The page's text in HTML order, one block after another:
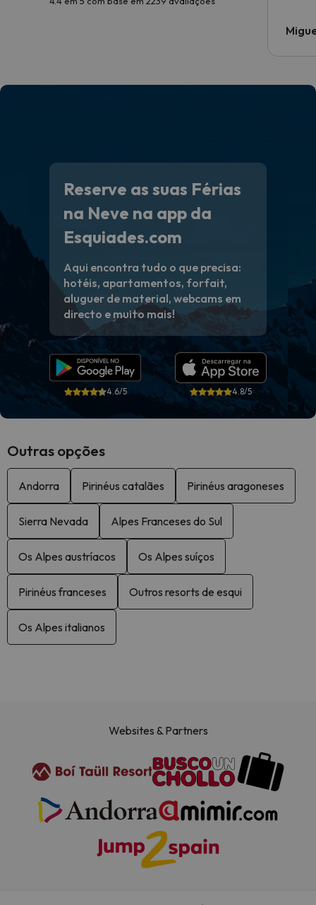
Reserve as suas Férias
na Neve na app da
Esquiades.com
Aqui encontra tudo o que precisa:
hotéis, apartamentos, forfait,
aluguer de material, webcams em
directo e muito mais!
4.6/5 4.8/5
Outras opções
Andorra Pirinéus catalães Pirinéus aragoneses
Sierra Nevada Alpes Franceses do Sul
Os Alpes austríacos Os Alpes suíços
Pirinéus franceses Outros resorts de esqui
Os Alpes italianos
Websites & Partners